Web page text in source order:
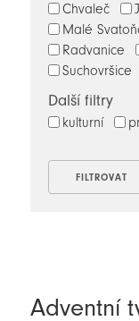
Chvaleč
Malé
Radvanice
Suchovršice
Další filtry
kulturní
Adventní